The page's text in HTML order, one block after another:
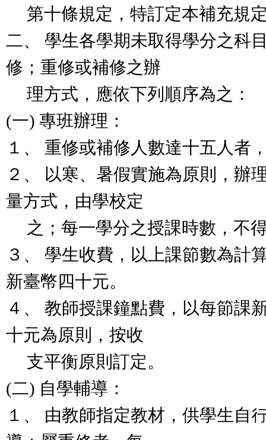
第十條規定，特訂定本補充規
二、 學生各學期未取得學分之科
修；重修或補修之辦
理方式，應依下列順序為之：
(一) 專班辦理：
１、 重修或補修人數達十五人者
２、 以寒、暑假實施為原則，辦
量方式，由學校定
之；每一學分之授課時數，不
３、 學生收費，以上課節數為計
新臺幣四十元。
４、 教師授課鐘點費，以每節課
十元為原則，按收
支平衡原則訂定。
(二) 自學輔導：
１、 由教師指定教材，供學生自